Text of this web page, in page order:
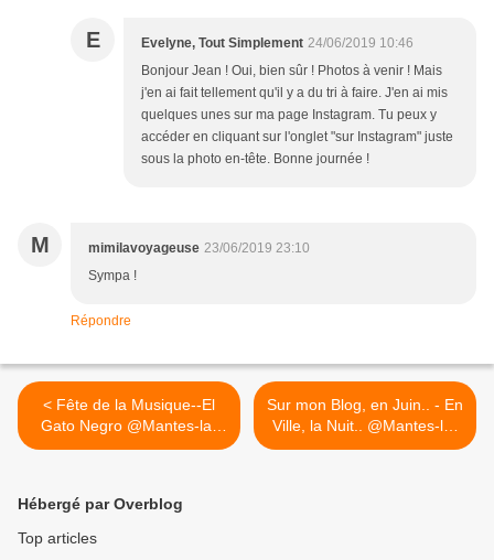
E Evelyne, Tout Simplement 24/06/2019 10:46
Bonjour Jean ! Oui, bien sûr ! Photos à venir ! Mais
j'en ai fait tellement qu'il y a du tri à faire. J'en ai mis
quelques unes sur ma page Instagram. Tu peux y
accéder en cliquant sur l'onglet "sur Instagram" juste
sous la photo en-tête. Bonne journée !
M mimilavoyageuse 23/06/2019 23:10
Sympa !
Répondre
< Fête de la Musique--El
Gato Negro @Mantes-la-
Jolie
Sur mon Blog, en Juin.. - En
Ville, la Nuit.. @Mantes-la-
Jolie >
Hébergé par Overblog
Top articles